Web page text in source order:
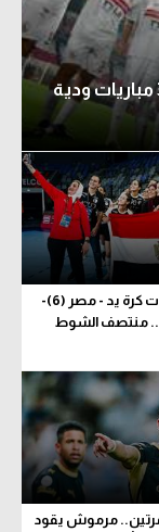
البداية مع البلاستيك.. الزمالك يحدد 3 مباريات ودية
مباشر ناشئات كرة يد - مصر (6)-
منتصف الشوط
مرموش يقود